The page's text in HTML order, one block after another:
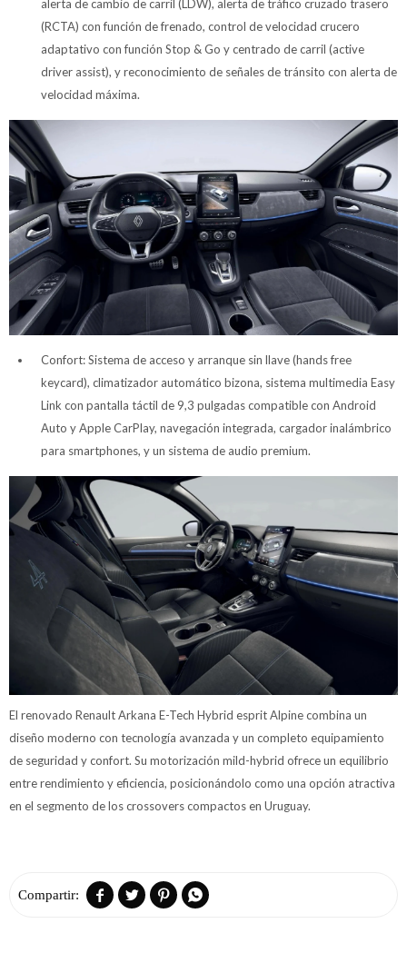
alerta de cambio de carril (LDW), alerta de tráfico cruzado trasero
(RCTA) con función de frenado, control de velocidad crucero
adaptativo con función Stop & Go y centrado de carril (active
driver assist), y reconocimiento de señales de tránsito con alerta de
velocidad máxima.
Confort: Sistema de acceso y arranque sin llave (hands free
keycard), climatizador automático bizona, sistema multimedia Easy
Link con pantalla táctil de 9,3 pulgadas compatible con Android
Auto y Apple CarPlay, navegación integrada, cargador inalámbrico
para smartphones, y un sistema de audio premium.
El renovado Renault Arkana E-Tech Hybrid esprit Alpine combina un
diseño moderno con tecnología avanzada y un completo equipamiento
de seguridad y confort. Su motorización mild-hybrid ofrece un equilibrio
entre rendimiento y eficiencia, posicionándolo como una opción atractiva
en el segmento de los crossovers compactos en Uruguay.
   